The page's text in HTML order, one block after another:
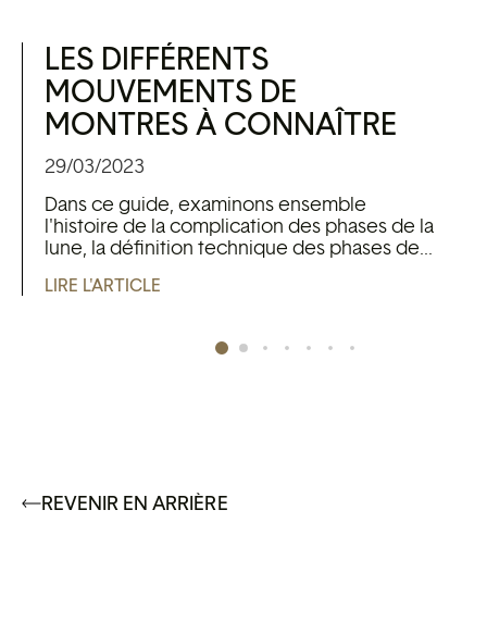
LES DIFFÉRENTS
MOUVEMENTS DE
MONTRES À CONNAÎTRE
29/03/2023
Dans ce guide, examinons ensemble
l'histoire de la complication des phases de la
lune, la définition technique des phases de...
LIRE L'ARTICLE
REVENIR EN ARRIÈRE